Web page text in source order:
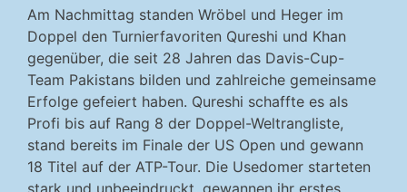
Am Nachmittag standen Wröbel und Heger im
Doppel den Turnierfavoriten Qureshi und Khan
gegenüber, die seit 28 Jahren das Davis-Cup-
Team Pakistans bilden und zahlreiche gemeinsame
Erfolge gefeiert haben. Qureshi schaffte es als
Profi bis auf Rang 8 der Doppel-Weltrangliste,
stand bereits im Finale der US Open und gewann
18 Titel auf der ATP-Tour. Die Usedomer starteten
stark und unbeeindruckt, gewannen ihr erstes